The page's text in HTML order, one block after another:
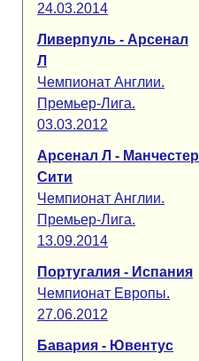
24.03.2014
Ливерпуль - Арсенал
Л
Чемпионат Англии.
Премьер-Лига.
03.03.2012
Арсенал Л - Манчестер
Сити
Чемпионат Англии.
Премьер-Лига.
13.09.2014
Португалия - Испания
Чемпионат Европы.
27.06.2012
Бавария - Ювентус